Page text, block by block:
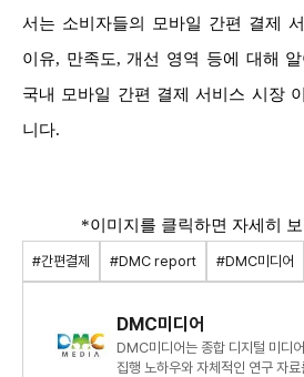
서는 소비자들의 모바일 간편 결제
이유, 만족도, 개선 영역 등에 대해
국내 모바일 간편 결제 서비스 시장
니다.
*이미지를 클릭하면 자세히
#간편결제 #DMC report #DMC미디어
DMC미디어
DMC미디어는 종합 디지털 미디
집행 노하우와 자체적인 연구 자